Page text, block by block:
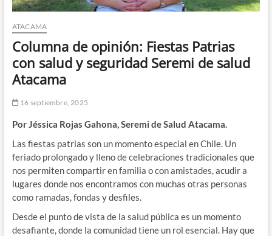
ATACAMA
Columna de opinión: Fiestas Patrias
con salud y seguridad Seremi de salud
Atacama
16 septiembre, 2025
Por Jéssica Rojas Gahona, Seremi de Salud Atacama.
Las fiestas patrias son un momento especial en Chile. Un
feriado prolongado y lleno de celebraciones tradicionales que
nos permiten compartir en familia o con amistades, acudir a
lugares donde nos encontramos con muchas otras personas
como ramadas, fondas y desfiles.
Desde el punto de vista de la salud pública es un momento
desafiante, donde la comunidad tiene un rol esencial. Hay que